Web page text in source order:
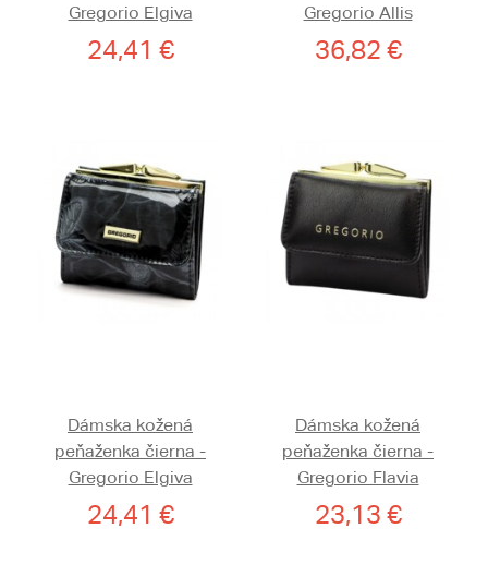
Gregorio Elgiva
24,41 €
Gregorio Allis
36,82 €
Dámska kožená
peňaženka čierna -
Gregorio Elgiva
24,41 €
Dámska kožená
peňaženka čierna -
Gregorio Flavia
23,13 €